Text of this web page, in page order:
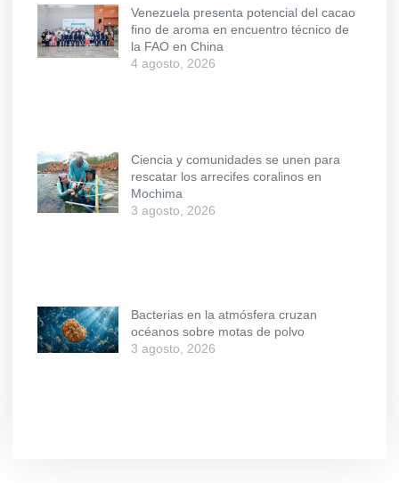
Venezuela presenta potencial del cacao
fino de aroma en encuentro técnico de
la FAO en China
4 agosto, 2026
Ciencia y comunidades se unen para
rescatar los arrecifes coralinos en
Mochima
3 agosto, 2026
Bacterias en la atmósfera cruzan
océanos sobre motas de polvo
3 agosto, 2026